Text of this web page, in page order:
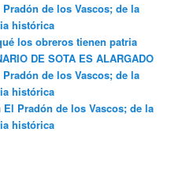
Pradón de los Vascos; de la
histórica
los obreros tienen patria
DE SOTA ES ALARGADO
Pradón de los Vascos; de la
histórica
El Pradón de los Vascos; de la
histórica